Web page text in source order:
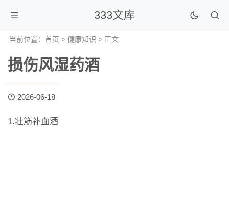
333文库
当前位置： 首页 > 健康知识 > 正文
损伤风湿药酒
2026-06-18
​1.壮筋补血酒